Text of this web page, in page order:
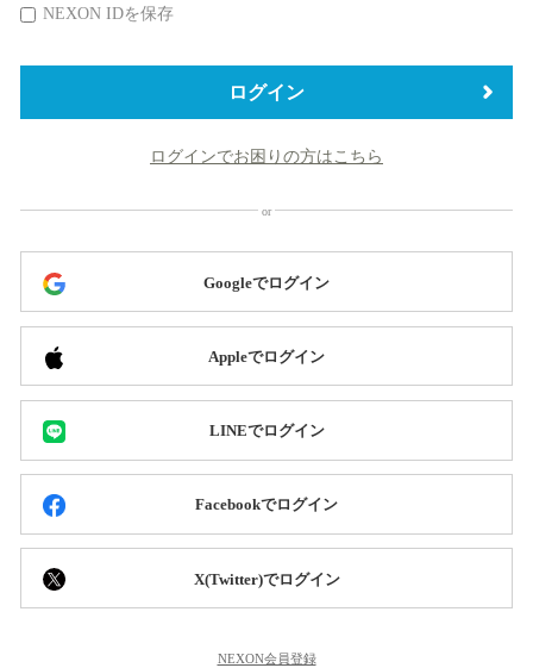
替
NEXON IDを保存
ログイン
ログインでお困りの方はこちら
Googleでログイン
Appleでログイン
LINEでログイン
Facebookでログイン
X(Twitter)でログイン
NEXON会員登録